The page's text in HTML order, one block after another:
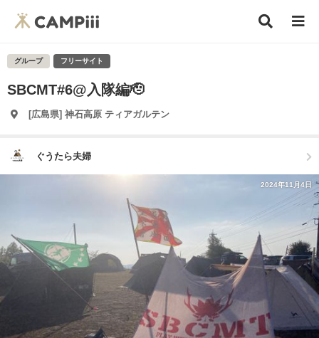
グループ フリーサイト
SBCMT#6@入隊編🫡
[広島県] 神石高原 ティアガルテン
ぐうたら夫婦
2024年11月4日